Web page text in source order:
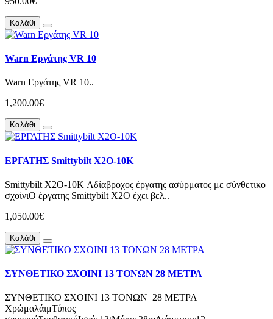
Καλάθι
Warn Εργάτης VR 10
Warn Εργάτης VR 10..
1,200.00€
Καλάθι
ΕΡΓΑΤΗΣ Smittybilt X2O-10K
Smittybilt X2O-10K Αδίαβροχος έργατης ασύρματος με σύνθετικο
σχοίνιΟ έργατης Smittybilt X2O έχει βελ..
1,050.00€
Καλάθι
ΣΥΝΘΕΤΙΚΟ ΣΧΟΙΝΙ 13 ΤΟΝΩΝ 28 ΜΕΤΡΑ
ΣΥΝΘΕΤΙΚΟ ΣΧΟΙΝΙ 13 ΤΟΝΩΝ 28 ΜΕΤΡΑ
ΧρώμαλάιμΤύπος